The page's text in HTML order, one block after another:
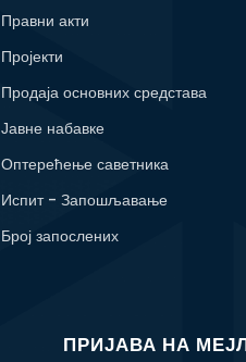
Правни акти
Пројекти
Продаја основних средстава
Јавне набавке
Оптерећење саветника
Испит - Запошљавање
Број запослених
ПРИЈАВА НА